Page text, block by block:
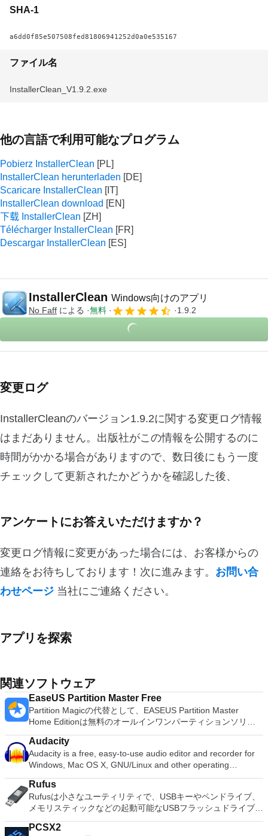
SHA-1
a6dd0f85e507508fed81806941252d0a0e535167
ファイル名
InstallerClean_V1.9.2.exe
他の言語で利用可能なプログラム
Pobierz InstallerClean
InstallerClean herunterladen
Scaricare InstallerClean
InstallerClean download
下载 InstallerClean
Télécharger InstallerClean
Descargar InstallerClean
InstallerClean Windows向けのアプリ
No Faff による 無料 1.9.2
変更ログ
InstallerCleanのバージョン1.9.2に関する変更ログ情報
はまだありません。出版社がこの情報を公開するのに
時間がかかる場合がありますので、数日後にもう一度
チェックして更新されたかどうかを確認した後、
アンケートにお答えいただけますか？
変更ログ情報に変更があった場合には、お客様からの
連絡をお待ちしております！次に進みます。 お問い合
わせページ 当社にご連絡ください。
アプリを探索
関連ソフトウェア
EaseUS Partition Master Free
Partition Magicの代替として、EASEUS Partition Master
Home Editionは無料のオールインワンパーティションソリュ
ーションおよびディスク管理ユーティリティです。パーティシ
ョンの拡張（特にシステムドライブ用）、ディスク領域の管
理、MBRおよびGUIDパーティションテーブル（GPT）ディス
クのディスク領域不足の問題の解決を可能にします。 パーテ
ィションのサイズ変更/移動システムドライブを拡張するディ
スクとパーティションをコピーパーティションをマージ分割パ
ーティション空き領域を再分配するダイナミックディスクの変
換パーティションを回復する
Audacity
Audacity is a free, easy-to-use audio editor and recorder for
Windows, Mac OS X, GNU/Linux and other operating
systems. You can use Audacity to: Record live audio. Convert
tapes and records into digital recordings or CDs. Edit Ogg
Vorbis, MP3, WAV or AIFF sound files. Cut, copy, splice or mix
sounds together. Change the speed or pitch of a recording.
Add new effects with LADSPA plug-ins. And more!
Rufus
Rufusは小さなユーティリティで、USBキーやペンドライブ、
メモリスティックなどの起動可能なUSBフラッシュドライブを
フォーマットおよび作成できます。 Rufusは、次のシナリオで
役立ちます。 Windows、Linux、およびUEFI用の起動可能な
PCSX2